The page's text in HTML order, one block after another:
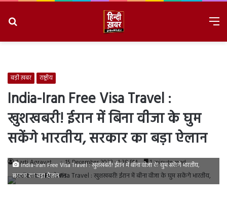
बड़ी ख़बर राष्ट्रीय
India-Iran Free Visa Travel :
खुशखबरी! ईरान में बिना वीजा के घुम
सकेंगे भारतीय, सरकार का बड़ा ऐलान
Aarti Agravat 15 December 2023 - 1:38 PM 1 minute read
India-Iran Free Visa Travel : खुशखबरी! ईरान में बीना वीजा के घुम सकेंगे भारतीय,
सरकार का बड़ा ऐलान